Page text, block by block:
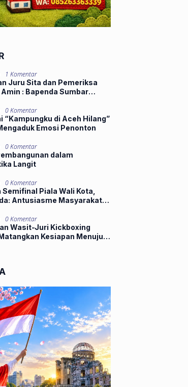
1 Komentar
Juru Sita dan Pemeriksa
: Bapenda Sumbar
0 Komentar
“Kampungku di Aceh Hilang”
Emosi Penonton
0 Komentar
dalam
Langit
0 Komentar
Piala Wali Kota,
Antusiasme Masyarakat
Muda
0 Komentar
Wasit-Juri Kickboxing
Kesiapan Menuju